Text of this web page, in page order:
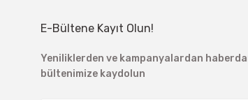
E-Bültene Kayıt Olun!
Yeniliklerden ve kampanyalardan
bültenimize kaydolun